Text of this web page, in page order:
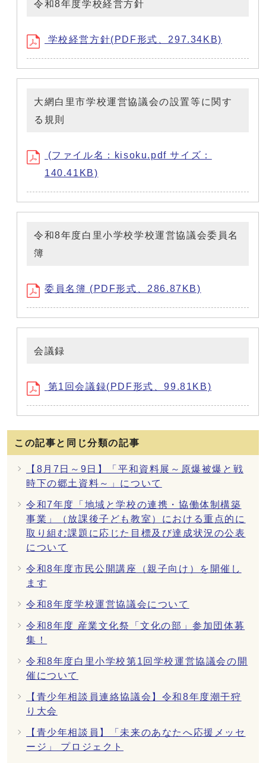
令和8年度学校経営方針
学校経営方針(PDF形式、297.34KB)
大網白里市学校運営協議会の設置等に関す
る規則
(ファイル名：kisoku.pdf サイズ：
140.41KB)
令和8年度白里小学校学校運営協議会委員名
簿
委員名簿 (PDF形式、286.87KB)
会議録
第1回会議録(PDF形式、99.81KB)
この記事と同じ分類の記事
【8月7日～9日】「平和資料展～原爆被爆と戦
時下の郷土資料～」について
令和7年度「地域と学校の連携・協働体制構築
事業」（放課後子ども教室）における重点的に
取り組む課題に応じた目標及び達成状況の公表
について
令和8年度市民公開講座（親子向け）を開催し
ます
令和8年度学校運営協議会について
令和8年度 産業文化祭「文化の部」参加団体募
集！
令和8年度白里小学校第1回学校運営協議会の開
催について
【青少年相談員連絡協議会】令和8年度潮干狩
り大会
【青少年相談員】「未来のあなたへ応援メッセ
ージ」 プロジェクト